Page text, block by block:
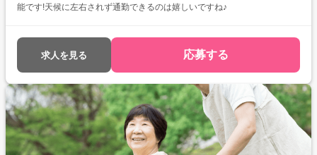
能です!天候に左右されず通勤できるのは嬉しいですね♪
求人を見る 応募する